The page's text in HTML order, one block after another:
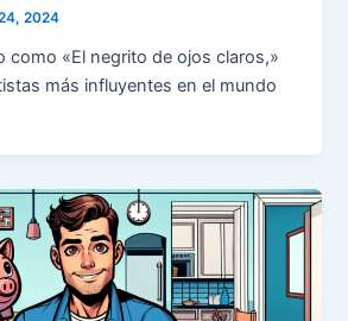
2024
como «El negrito de ojos claros,»
más influyentes en el mundo